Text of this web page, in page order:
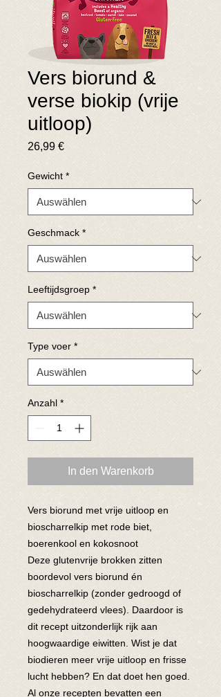
Vers biorund &
verse biokip (vrije
uitloop)
26,99 €Preis
Gewicht *
Geschmack *
Leeftijdsgroep *
Type voer *
Anzahl *
In den Warenkorb
Vers biorund met vrije uitloop en
bioscharrelkip met rode biet,
boerenkool en kokosnoot
Deze glutenvrije brokken zitten
boordevol vers biorund én
bioscharrelkip (zonder gedroogd of
gedehydrateerd vlees). Daardoor is
dit recept uitzonderlijk rijk aan
hoogwaardige eiwitten. Wist je dat
biodieren meer vrije uitloop en frisse
lucht hebben? En dat doet hen goed.
Al onze recepten bevatten een